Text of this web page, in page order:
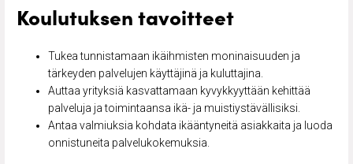
Koulutuksen tavoitteet
Tukea tunnistamaan ikäihmisten moninaisuuden ja
tärkeyden palvelujen käyttäjinä ja kuluttajina.
Auttaa yrityksiä kasvattamaan kyvykkyyttään kehittää
palveluja ja toimintaansa ikä- ja muistiystävällisiksi.
Antaa valmiuksia kohdata ikääntyneitä asiakkaita ja luoda
onnistuneita palvelukokemuksia.